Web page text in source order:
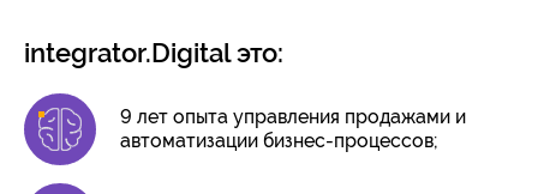
integrator.Digital это:
9 лет опыта управления продажами и
автоматизации бизнес-процессов;